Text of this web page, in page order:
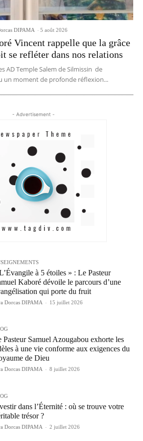
DIPAMA - 5 août 2026
Vincent rappelle que la grâce
se refléter dans nos relations
AD Temple Salem de Silmissin de
un moment de profonde réflexion...
- Advertisement -
à 5 étoiles » : Le Pasteur
Kaboré dévoile le parcours d’une
qui porte du fruit
Dorcas DIPAMA - 15 juillet 2026
Pasteur Samuel Azougabou exhorte les
à une vie conforme aux exigences du
de Dieu
Dorcas DIPAMA - 8 juillet 2026
dans l’Éternité : où se trouve votre
trésor ?
Dorcas DIPAMA - 2 juillet 2026